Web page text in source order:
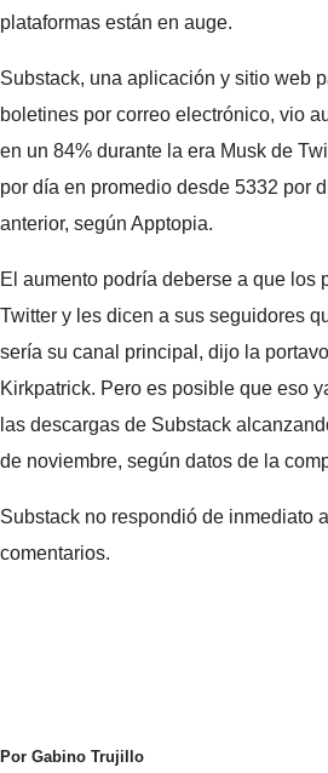
plataformas están en auge.
Substack, una aplicación y sitio web
boletines por correo electrónico, vio
en un 84% durante la era Musk de
por día en promedio desde 5332 por
anterior, según Apptopia.
El aumento podría deberse a que los
Twitter y les dicen a sus seguidores
sería su canal principal, dijo la
Kirkpatrick. Pero es posible que eso
las descargas de Substack
de noviembre, según datos de la
Substack no respondió de inmediato
comentarios.
Por Gabino Trujillo